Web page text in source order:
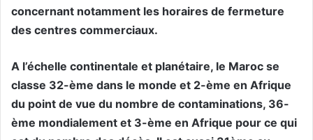
concernant notamment les horaires de fermeture
des centres commerciaux.
A l’échelle continentale et planétaire, le Maroc se
classe 32-ème dans le monde et 2-ème en Afrique
du point de vue du nombre de contaminations, 36-
ème mondialement et 3-ème en Afrique pour ce qui